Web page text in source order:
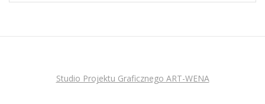
Studio Projektu Graficznego ART-WENA